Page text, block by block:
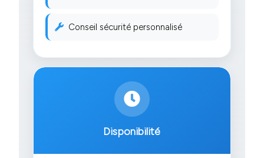
Conseil sécurité personnalisé
Disponibilité